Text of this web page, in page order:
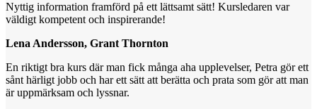
Nyttig information framförd på ett lättsamt sätt! Kursledaren var
väldigt kompetent och inspirerande!
Lena Andersson, Grant Thornton
En riktigt bra kurs där man fick många aha upplevelser, Petra gör ett
sånt härligt jobb och har ett sätt att berätta och prata som gör att man
är uppmärksam och lyssnar.